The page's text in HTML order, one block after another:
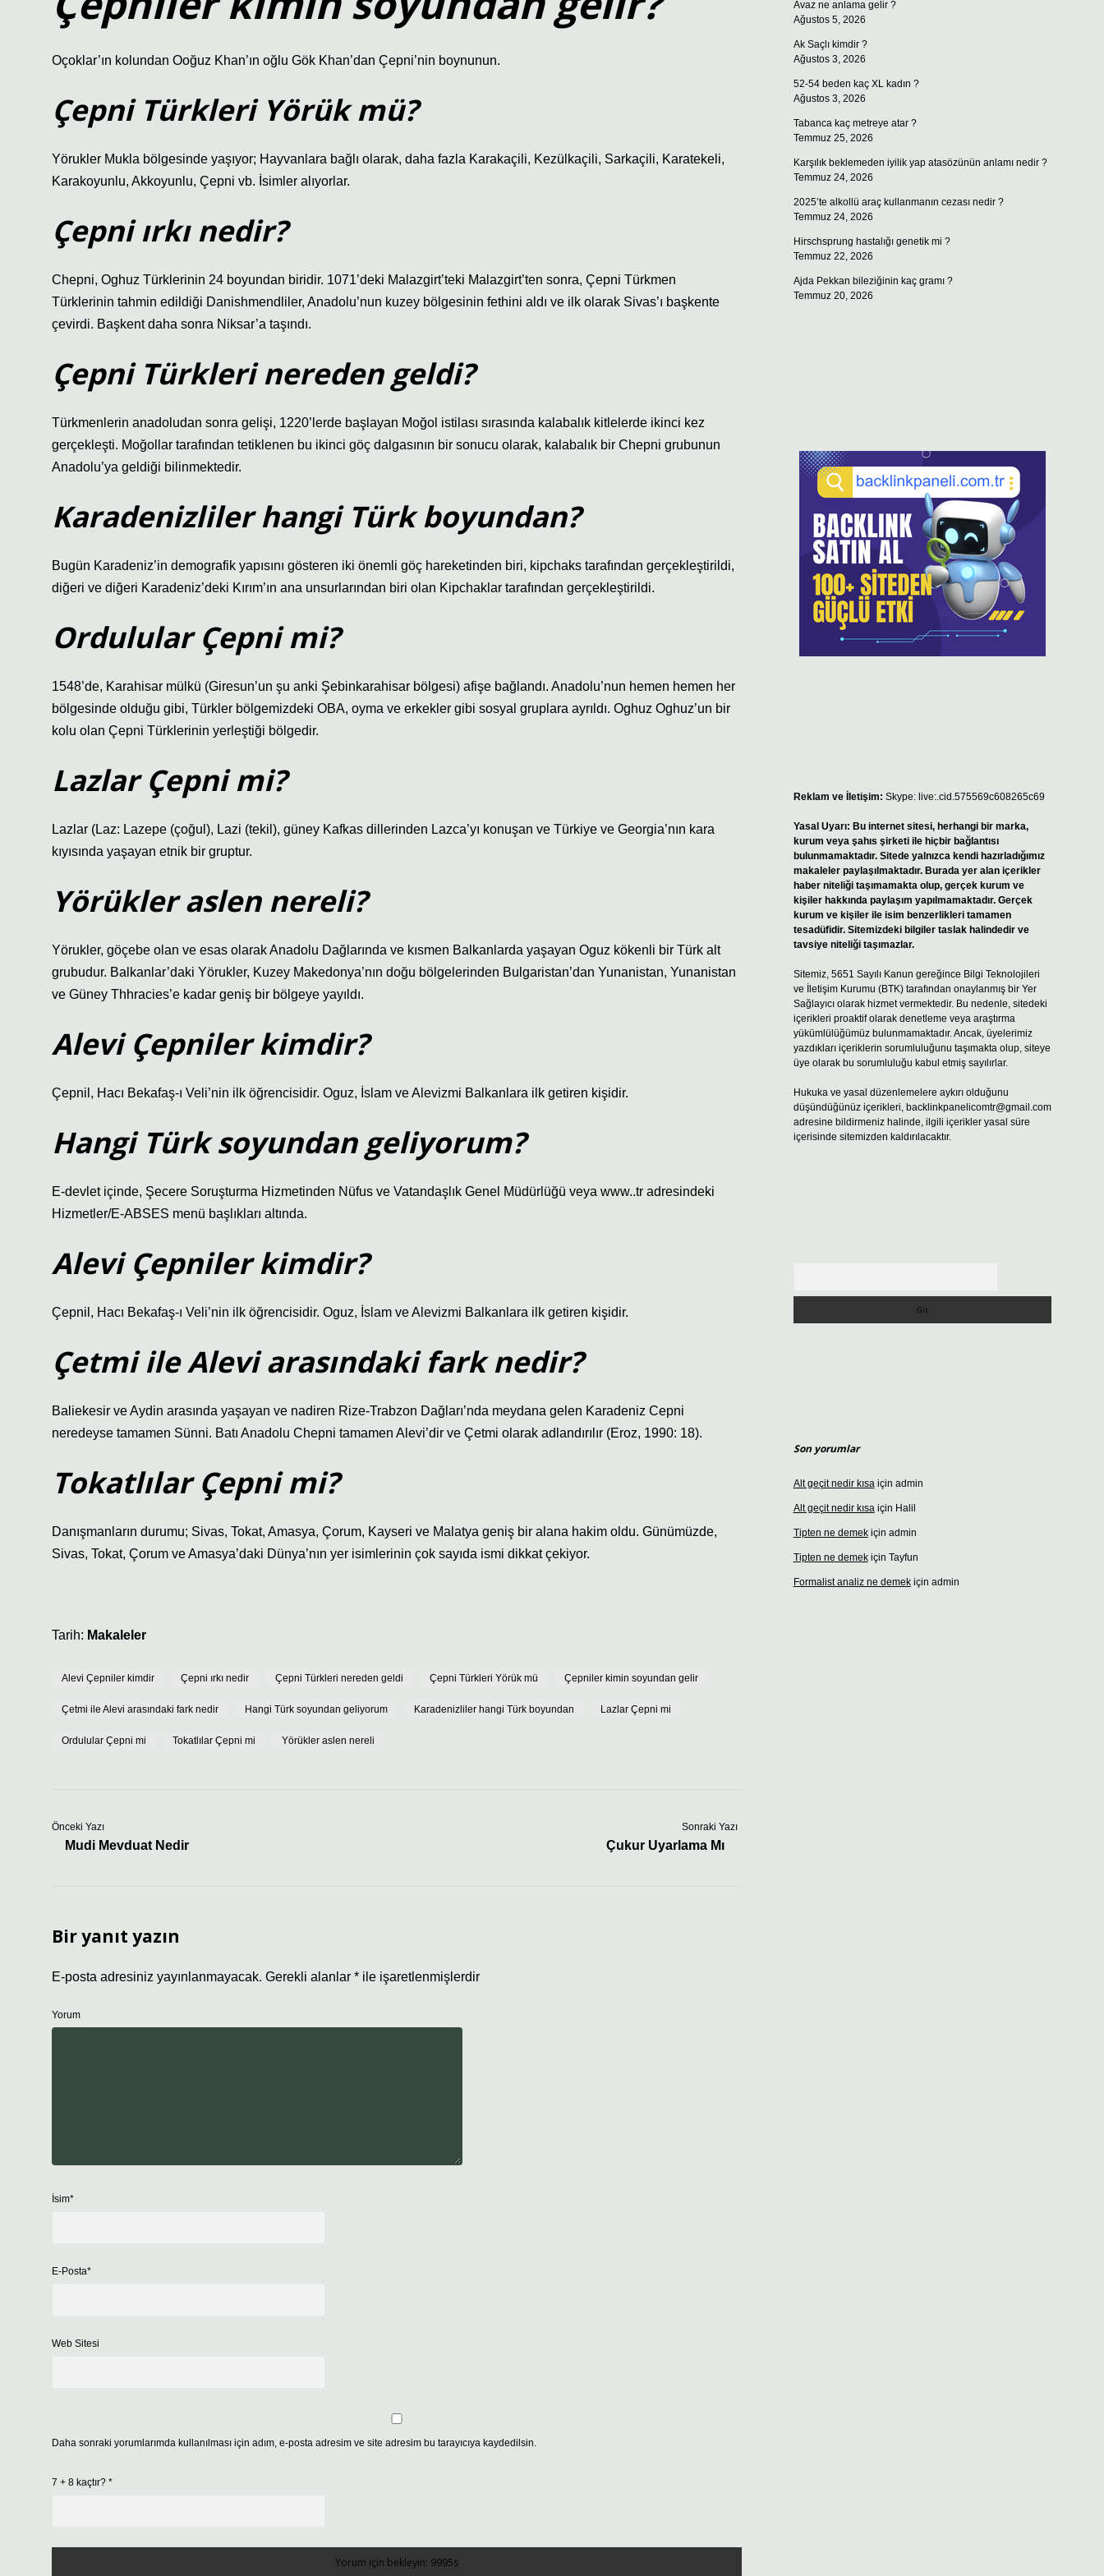
Oçoklar’ın kolundan Ooğuz Khan’ın oğlu Gök Khan’dan Çepni’nin boynunun.
Çepni Türkleri Yörük mü?
Yörukler Mukla bölgesinde yaşıyor; Hayvanlara bağlı olarak, daha fazla Karakaçili, Kezülkaçili, Sarkaçili, Karatekeli,
Karakoyunlu, Akkoyunlu, Çepni vb. İsimler alıyorlar.
Çepni ırkı nedir?
Chepni, Oghuz Türklerinin 24 boyundan biridir. 1071’deki Malazgirt’teki Malazgirt’ten sonra, Çepni Türkmen
Türklerinin tahmin edildiği Danishmendliler, Anadolu’nun kuzey bölgesinin fethini aldı ve ilk olarak Sivas’ı başkente
çevirdi. Başkent daha sonra Niksar’a taşındı.
Çepni Türkleri nereden geldi?
Türkmenlerin anadoludan sonra gelişi, 1220’lerde başlayan Moğol istilası sırasında kalabalık kitlelerde ikinci kez
gerçekleşti. Moğollar tarafından tetiklenen bu ikinci göç dalgasının bir sonucu olarak, kalabalık bir Chepni grubunun
Anadolu’ya geldiği bilinmektedir.
Karadenizliler hangi Türk boyundan?
Bugün Karadeniz’in demografik yapısını gösteren iki önemli göç hareketinden biri, kipchaks tarafından gerçekleştirildi,
diğeri ve diğeri Karadeniz’deki Kırım’ın ana unsurlarından biri olan Kipchaklar tarafından gerçekleştirildi.
Ordulular Çepni mi?
1548’de, Karahisar mülkü (Giresun’un şu anki Şebinkarahisar bölgesi) afişe bağlandı. Anadolu’nun hemen hemen her
bölgesinde olduğu gibi, Türkler bölgemizdeki OBA, oyma ve erkekler gibi sosyal gruplara ayrıldı. Oghuz Oghuz’un bir
kolu olan Çepni Türklerinin yerleştiği bölgedir.
Lazlar Çepni mi?
Lazlar (Laz: Lazepe (çoğul), Lazi (tekil), güney Kafkas dillerinden Lazca’yı konuşan ve Türkiye ve Georgia’nın kara
kıyısında yaşayan etnik bir gruptur.
Yörükler aslen nereli?
Yörukler, göçebe olan ve esas olarak Anadolu Dağlarında ve kısmen Balkanlarda yaşayan Oguz kökenli bir Türk alt
grubudur. Balkanlar’daki Yörukler, Kuzey Makedonya’nın doğu bölgelerinden Bulgaristan’dan Yunanistan, Yunanistan
ve Güney Thhracies’e kadar geniş bir bölgeye yayıldı.
Alevi Çepniler kimdir?
Çepnil, Hacı Bekafaş-ı Veli’nin ilk öğrencisidir. Oguz, İslam ve Alevizmi Balkanlara ilk getiren kişidir.
Hangi Türk soyundan geliyorum?
E-devlet içinde, Şecere Soruşturma Hizmetinden Nüfus ve Vatandaşlık Genel Müdürlüğü veya www..tr adresindeki
Hizmetler/E-ABSES menü başlıkları altında.
Alevi Çepniler kimdir?
Çepnil, Hacı Bekafaş-ı Veli’nin ilk öğrencisidir. Oguz, İslam ve Alevizmi Balkanlara ilk getiren kişidir.
Çetmi ile Alevi arasındaki fark nedir?
Baliekesir ve Aydin arasında yaşayan ve nadiren Rize-Trabzon Dağları’nda meydana gelen Karadeniz Cepni
neredeyse tamamen Sünni. Batı Anadolu Chepni tamamen Alevi’dir ve Çetmi olarak adlandırılır (Eroz, 1990: 18).
Tokatlılar Çepni mi?
Danışmanların durumu; Sivas, Tokat, Amasya, Çorum, Kayseri ve Malatya geniş bir alana hakim oldu. Günümüzde,
Sivas, Tokat, Çorum ve Amasya’daki Dünya’nın yer isimlerinin çok sayıda ismi dikkat çekiyor.
Tarih: Makaleler
Alevi Çepniler kimdir Çepni ırkı nedir Çepni Türkleri nereden geldi Çepni Türkleri Yörük mü Çepniler kimin soyundan gelir
Çetmi ile Alevi arasındaki fark nedir Hangi Türk soyundan geliyorum Karadenizliler hangi Türk boyundan Lazlar Çepni mi
Ordulular Çepni mi Tokatlılar Çepni mi Yörükler aslen nereli
Önceki Yazı
Mudi Mevduat Nedir
Sonraki Yazı
Çukur Uyarlama Mı
Bir yanıt yazın
E-posta adresiniz yayınlanmayacak. Gerekli alanlar * ile işaretlenmişlerdir
Yorum
İsim*
E-Posta*
Web Sitesi
Daha sonraki yorumlarımda kullanılması için adım, e-posta adresim ve site adresim bu tarayıcıya kaydedilsin.
7 + 8 kaçtır? *
Avaz ne anlama gelir ?
Ağustos 5, 2026
Ak Saçlı kimdir ?
Ağustos 3, 2026
52-54 beden kaç XL kadın ?
Ağustos 3, 2026
Tabanca kaç metreye atar ?
Temmuz 25, 2026
Karşılık beklemeden iyilik yap atasözünün anlamı nedir ?
Temmuz 24, 2026
2025’te alkollü araç kullanmanın cezası nedir ?
Temmuz 24, 2026
Hirschsprung hastalığı genetik mi ?
Temmuz 22, 2026
Ajda Pekkan bileziğinin kaç gramı ?
Temmuz 20, 2026
Reklam ve İletişim: Skype: live:.cid.575569c608265c69
Yasal Uyarı: Bu internet sitesi, herhangi bir marka,
kurum veya şahıs şirketi ile hiçbir bağlantısı
bulunmamaktadır. Sitede yalnızca kendi hazırladığımız
makaleler paylaşılmaktadır. Burada yer alan içerikler
haber niteliği taşımamakta olup, gerçek kurum ve
kişiler hakkında paylaşım yapılmamaktadır. Gerçek
kurum ve kişiler ile isim benzerlikleri tamamen
tesadüfidir. Sitemizdeki bilgiler taslak halindedir ve
tavsiye niteliği taşımazlar.
Sitemiz, 5651 Sayılı Kanun gereğince Bilgi Teknolojileri
ve İletişim Kurumu (BTK) tarafından onaylanmış bir Yer
Sağlayıcı olarak hizmet vermektedir. Bu nedenle, sitedeki
içerikleri proaktif olarak denetleme veya araştırma
yükümlülüğümüz bulunmamaktadır. Ancak, üyelerimiz
yazdıkları içeriklerin sorumluluğunu taşımakta olup, siteye
üye olarak bu sorumluluğu kabul etmiş sayılırlar.
Hukuka ve yasal düzenlemelere aykırı olduğunu
düşündüğünüz içerikleri, backlinkpanelicomtr@gmail.com
adresine bildirmeniz halinde, ilgili içerikler yasal süre
içerisinde sitemizden kaldırılacaktır.
Son yorumlar
Alt geçit nedir kısaiçin admin
Alt geçit nedir kısaiçin Halil
Tipten ne demekiçin admin
Tipten ne demekiçin Tayfun
Formalist analiz ne demekiçin admin